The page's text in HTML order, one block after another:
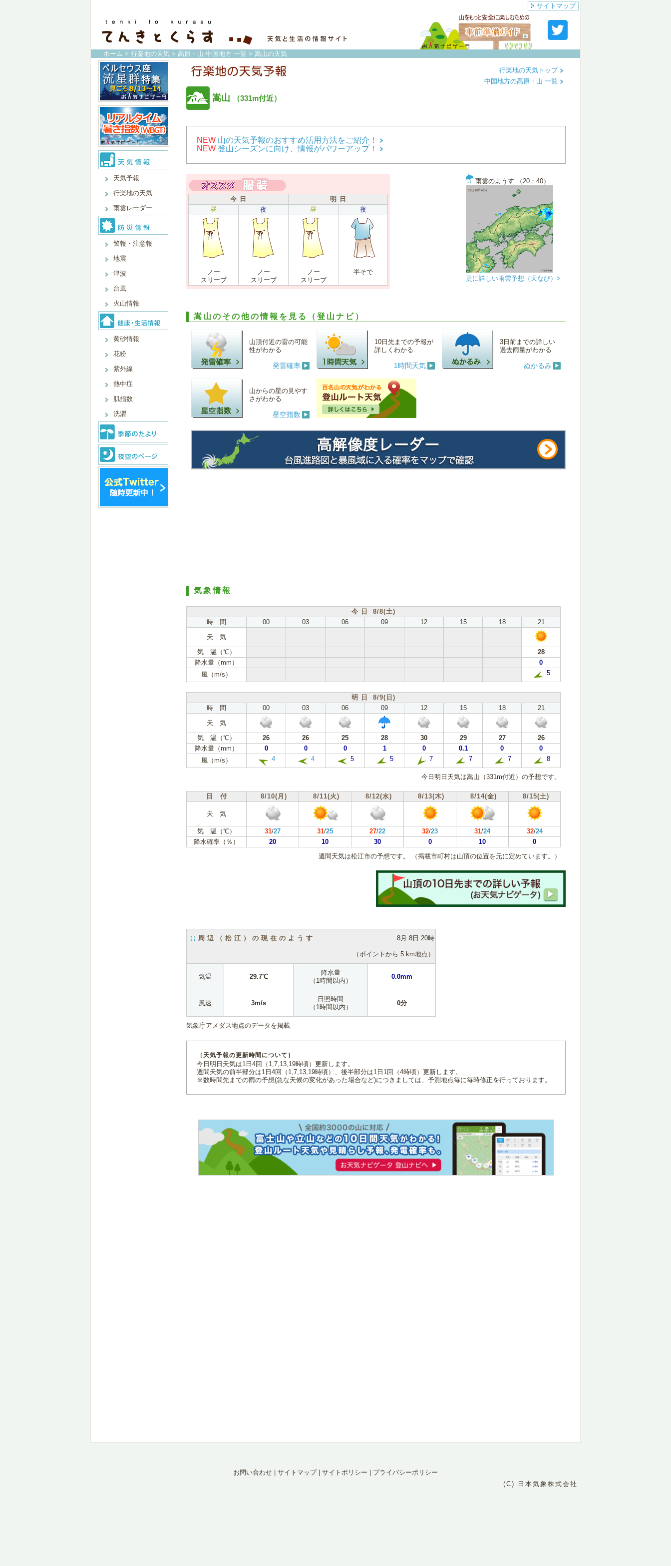
サイトマップ
ホーム > 行楽地の天気 > 高原・山-中国地方 一覧 > 嵩山の天気
天気予報
行楽地の天気
雨雲レーダー
警報・注意報
地震
津波
台風
火山情報
黄砂情報
花粉
紫外線
熱中症
肌指数
洗濯
嵩山 （331m付近）
行楽地の天気トップ
中国地方の高原・山 一覧
NEW 山の天気予報のおすすめ活用方法をご紹介！
NEW 登山シーズンに向け、情報がパワーアップ！
今 日
明 日
昼
夜 昼 夜
ノー
スリーブ
ノー
スリーブ
ノー
スリーブ
半そで
雨雲のようす （20：40）
更に詳しい雨雲予想（天なび）>
嵩山のその他の情報を見る（登山ナビ）
山頂付近の雷の可能
性がわかる
発雷確率
10日先までの予報が
詳しくわかる
1時間天気
3日前までの詳しい
過去雨量がわかる
ぬかるみ
山からの星の見やす
さがわかる
星空指数
気象情報
今 日 8/8(土)
時 間
00 03 06 09 12 15 18
21
天 気
気 温（℃）
28
降水量（mm）
0
風（m/s）
5
明 日 8/9(日)
時 間
00 03 06 09 12 15 18
21
天 気
気 温（℃）
26 26 25 28 30 29 27
26
降水量（mm）
0 0 0 1 0 0.1 0
0
風（m/s）
4 4 5 5 7 7 7 8
今日明日天気は嵩山（331m付近）の予想です。
日 付 8/10(月) 8/11(火) 8/12(水) 8/13(木) 8/14(金) 8/15(土)
天 気
気 温（℃） 31/27 31/25 27/22 32/23 31/24 32/24
降水確率（％）
20 10 30 0 10
0
週間天気は松江市の予想です。
（掲載市町村は山頂の位置を元に定めています。）
周辺（松江）の現在のようす 8月 8日 20時
（ポイントから 5 km地点）
気温 29.7℃
降水量
（1時間以内）
0.0mm
風速 3m/s
日照時間
（1時間以内）
0分
気象庁アメダス地点のデータを掲載
［天気予報の更新時間について］
今日明日天気は1日4回（1,7,13,19時頃）更新します。
週間天気の前半部分は1日4回（1,7,13,19時頃）、後半部分は1日1回（4時頃）更新します。
※数時間先までの雨の予想(急な天候の変化があった場合など)につきましては、予測地点毎に毎時修正を行っております。
お問い合わせ サイトマップ| サイトポリシー
プライバシーポリシー
(C) 日本気象株式会社